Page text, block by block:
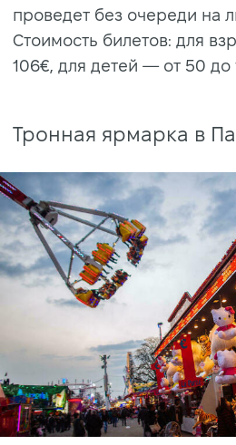
проведет без очереди на
Стоимость билетов: для
106€, для детей — от 50 до
Тронная ярмарка в